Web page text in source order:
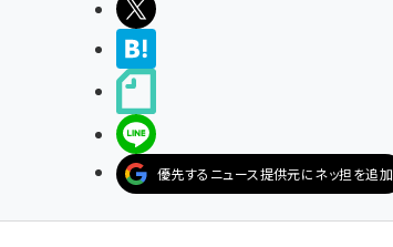
優先するニュース提供元にネッ担を追加